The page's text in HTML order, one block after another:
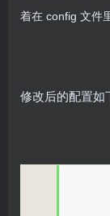
着在 config 文件
修改后的配置如